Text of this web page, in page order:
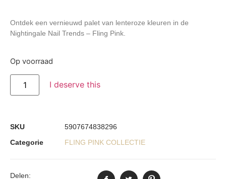
Ontdek een vernieuwd palet van lenteroze kleuren in de
Nightingale Nail Trends – Fling Pink.
Op voorraad
I deserve this
SKU
5907674838296
Categorie
FLING PINK COLLECTIE
Delen: